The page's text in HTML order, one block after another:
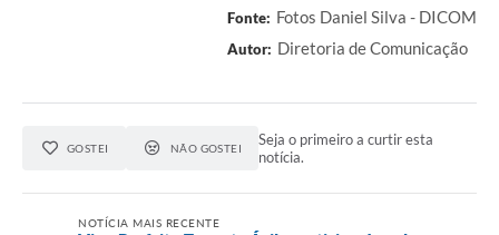
Fonte: Fotos Daniel Silva - DICOM
Autor: Diretoria de Comunicação
GOSTEI NÃO GOSTEI
Seja o primeiro a curtir esta
notícia.
NOTÍCIA MAIS RECENTE